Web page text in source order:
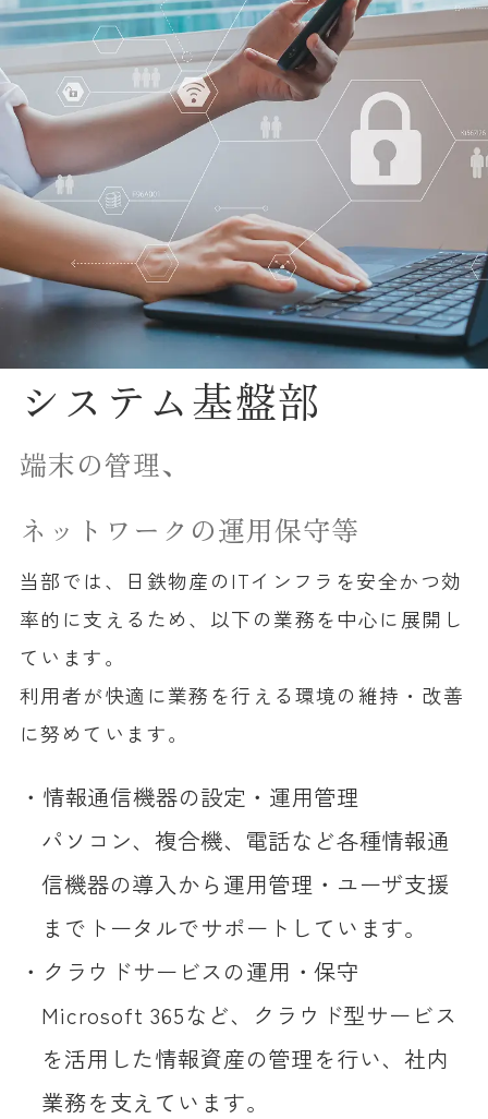
システム基盤部
端末の管理、
ネットワークの運用保守等
当部では、日鉄物産のITインフラを安全かつ効
率的に支えるため、以下の業務を中心に展開し
ています。
利用者が快適に業務を行える環境の維持・改善
に努めています。
情報通信機器の設定・運用管理
パソコン、複合機、電話など各種情報通
信機器の導入から運用管理・ユーザ支援
までトータルでサポートしています。
クラウドサービスの運用・保守
Microsoft 365など、クラウド型サービス
を活用した情報資産の管理を行い、社内
業務を支えています。